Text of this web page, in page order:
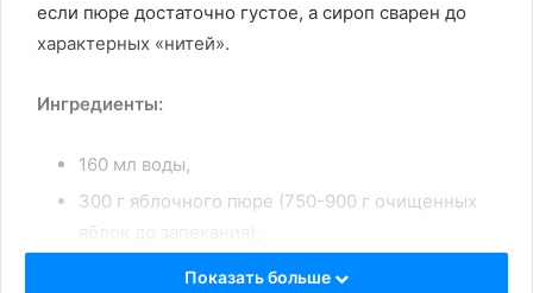
если пюре достаточно густое, а сироп сварен до
характерных «нитей».
Ингредиенты:
160 мл воды,
300 г яблочного пюре (750-900 г очищенных
10-12 г агар-агара,Показать больше